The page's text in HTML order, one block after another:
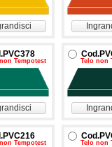
Tempotest Telo non
Tempotest Telo non